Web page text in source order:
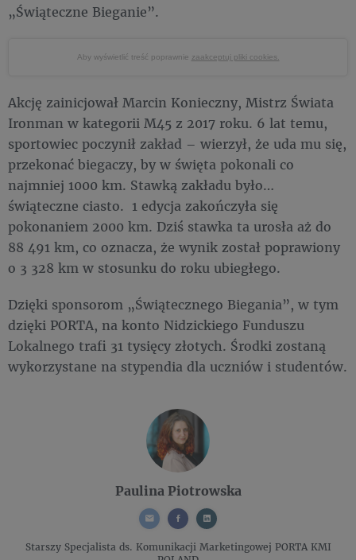
„Świąteczne Bieganie”.
Aby wyświetlić treść poprawnie zaakceptuj pliki cookies.
Akcję zainicjował Marcin Konieczny, Mistrz Świata
Ironman w kategorii M45 z 2017 roku. 6 lat temu,
sportowiec poczynił zakład – wierzył, że uda mu się,
przekonać biegaczy, by w święta pokonali co
najmniej 1000 km. Stawką zakładu było…
świąteczne ciasto. 1 edycja zakończyła się
pokonaniem 2000 km. Dziś stawka ta urosła aż do
88 491 km, co oznacza, że wynik został poprawiony
o 3 328 km w stosunku do roku ubiegłego.
Dzięki sponsorom „Świątecznego Biegania”, w tym
dzięki PORTA, na konto Nidzickiego Funduszu
Lokalnego trafi 31 tysięcy złotych. Środki zostaną
wykorzystane na stypendia dla uczniów i studentów.
Paulina Piotrowska
Starszy Specjalista ds. Komunikacji Marketingowej PORTA KMI